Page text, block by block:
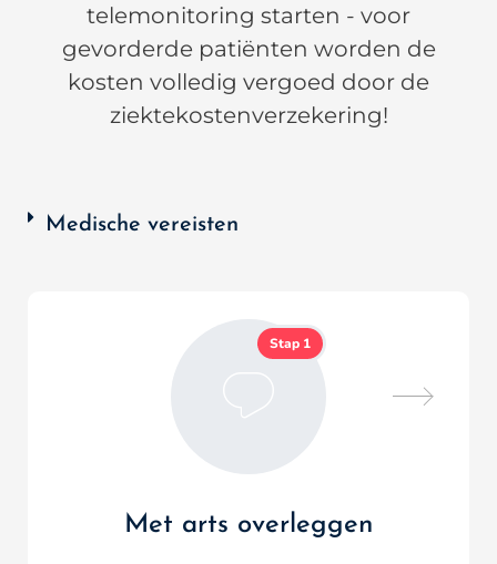
telemonitoring starten - voor
gevorderde patiënten worden de
kosten volledig vergoed door de
ziektekostenverzekering!
Medische vereisten
Stap 1
Met arts overleggen